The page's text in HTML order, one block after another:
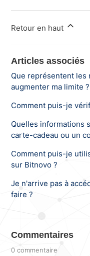
Retour en haut
Articles associés
Que représentent les
augmenter ma limite ?
Comment puis-je
Quelles informations
carte-cadeau ou un
Comment puis-je
sur Bitnovo ?
Je n'arrive pas à
faire ?
Commentaires
0 commentaire